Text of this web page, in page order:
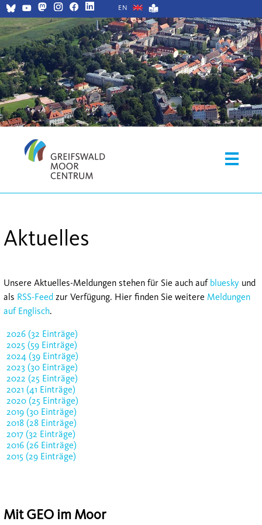
EN
Aktuelles
Unsere Aktuelles-Meldungen stehen für Sie auch auf bluesky und
als RSS-Feed zur Verfügung. Hier finden Sie weitere Meldungen
auf Englisch.
2026 (32 Einträge)
2025 (59 Einträge)
2024 (39 Einträge)
2023 (30 Einträge)
2022 (25 Einträge)
2021 (41 Einträge)
2020 (25 Einträge)
2019 (30 Einträge)
2018 (28 Einträge)
2017 (32 Einträge)
2016 (26 Einträge)
2015 (29 Einträge)
Mit GEO im Moor